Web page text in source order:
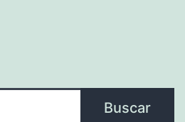
Buscar